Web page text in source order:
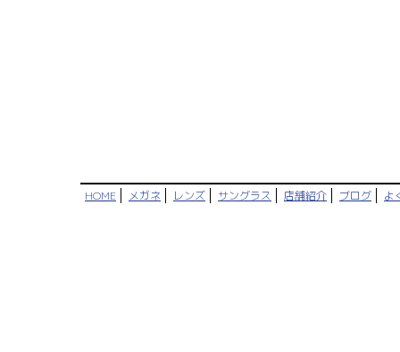
HOME メガネ レンズ サングラス 店舗紹介 ブログ よ